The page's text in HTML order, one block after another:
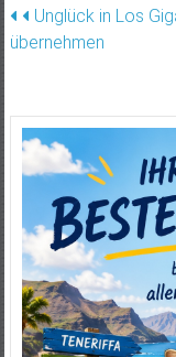
Unglück in Los
übernehmen